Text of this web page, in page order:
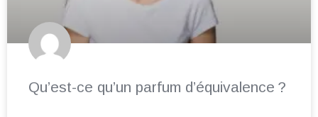
Qu’est-ce qu’un parfum d’équivalence ?